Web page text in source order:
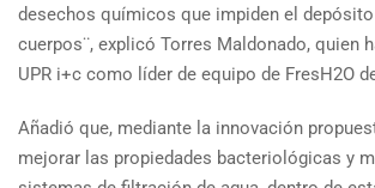
desechos químicos que impiden el
cuerpos¨, explicó Torres Maldonado, quien
UPR i+c como líder de equipo de FresH2O
Añadió que, mediante la innovación
mejorar las propiedades bacteriológicas y